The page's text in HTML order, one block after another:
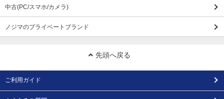
中古(PC/スマホ/カメラ)
ノジマのプライベートブランド
先頭へ戻る
ご利用ガイド